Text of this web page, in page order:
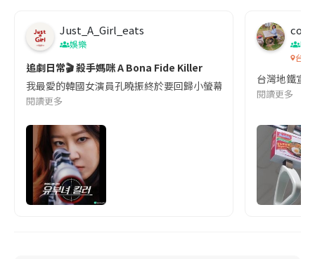
Just_A_Girl_eats
娛樂
追劇日常🎬 殺手媽咪 A Bona Fide Killer
我最愛的韓國女演員孔曉振終於要回歸小螢幕啦!這次的劇本改編
閱讀更多
co
吹
台灣
台灣地鐵宣
閱讀更多